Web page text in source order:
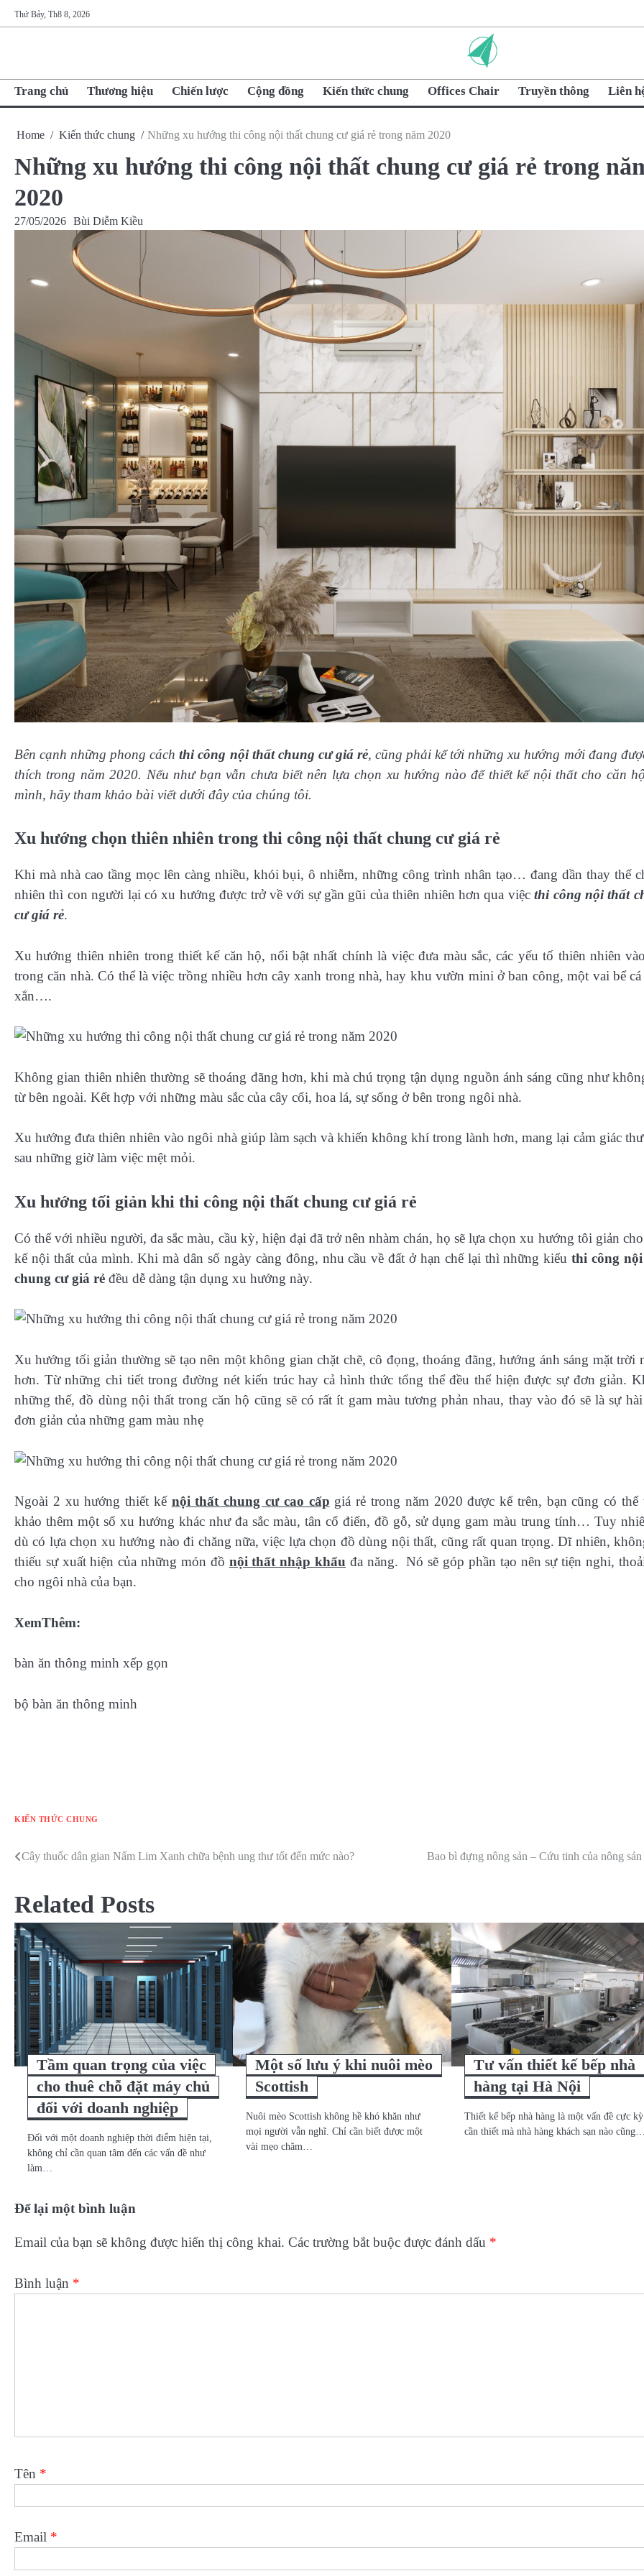
to
Thứ Bảy, Th8 8, 2026
Trang chủ Thương hiệu Chiến lược Cộng đồng Kiến thức chung Offices Chair Truyền thông Liên
Home Kiến thức chung Những xu hướng thi công nội thất chung cư giá rẻ trong năm 2020
Những xu hướng thi công nội thất chung cư giá rẻ trong
2020
27/05/2026 Bùi Diễm Kiều
Bên cạnh những phong cáchthi công nội thất chung cư giá rẻ, cũng phải kể tới những xu hướng mới đang
thích trong năm 2020. Nếu như bạn vẫn chưa biết nên lựa chọn xu hướng nào để thiết kế nội thất cho căn
mình, hãy tham khảo bài viết dưới đây của chúng tôi.
Xu hướng chọn thiên nhiên trong thi công nội thất chung cư giá rẻ
Khi mà nhà cao tầng mọc lên càng nhiều, khói bụi, ô nhiễm, những công trình nhân tạo… đang dần thay thế
nhiên thì con người lại có xu hướng được trở về với sự gần gũi của thiên nhiên hơn qua việcthi công nội thất
cư giá rẻ.
Xu hướng thiên nhiên trong thiết kế căn hộ, nổi bật nhất chính là việc đưa màu sắc, các yếu tố thiên nhiên
trong căn nhà. Có thể là việc trồng nhiều hơn cây xanh trong nhà, hay khu vườn mini ở ban công, một vai bể
xắn….
Không gian thiên nhiên thường sẽ thoáng đãng hơn, khi mà chú trọng tận dụng nguồn ánh sáng cũng như
từ bên ngoài. Kết hợp với những màu sắc của cây cối, hoa lá, sự sống ở bên trong ngôi nhà.
Xu hướng đưa thiên nhiên vào ngôi nhà giúp làm sạch và khiến không khí trong lành hơn, mang lại cảm giác
sau những giờ làm việc mệt mỏi.
Xu hướng tối giản khi thi công nội thất chung cư giá rẻ
Có thể với nhiều người, đa sắc màu, cầu kỳ, hiện đại đã trở nên nhàm chán, họ sẽ lựa chọn xu hướng tôi giản
kế nội thất của mình. Khi mà dân số ngày càng đông, nhu cầu về đất ở hạn chế lại thì những kiểuthi công
chung cư giá rẻ đều dễ dàng tận dụng xu hướng này.
Xu hướng tối giản thường sẽ tạo nên một không gian chặt chẽ, cô đọng, thoáng đãng, hướng ánh sáng mặt trời
hơn. Từ những chi tiết trong đường nét kiến trúc hay cả hình thức tổng thể đều thể hiện được sự đơn giản.
những thế, đồ dùng nội thất trong căn hộ cũng sẽ có rất ít gam màu tương phản nhau, thay vào đó sẽ là sự
đơn giản của những gam màu nhẹ
Ngoài 2 xu hướng thiết kế nội thất chung cư cao cấp giá rẻ trong năm 2020 được kể trên, bạn cũng có thể
khảo thêm một số xu hướng khác như đa sắc màu, tân cổ điển, đồ gỗ, sử dụng gam màu trung tính… Tuy
dù có lựa chọn xu hướng nào đi chăng nữa, việc lựa chọn đồ dùng nội thất, cũng rất quan trọng. Dĩ nhiên,
thiếu sự xuất hiện của những món đồ nội thất nhập khẩu đa năng. Nó sẽ góp phần tạo nên sự tiện nghi,
cho ngôi nhà của bạn.
XemThêm:
bàn ăn thông minh xếp gọn
bộ bàn ăn thông minh
KIẾN THỨC CHUNG
Điều
bài
viết
Cây thuốc dân gian Nấm Lim Xanh chữa bệnh ung thư tốt đến mức nào? Bao bì đựng nông sản – Cứu tinh của nông
Related Posts
Tầm quan trọng của việc
cho thuê chỗ đặt máy chủ
đối với doanh nghiệp
Đối với một doanh nghiệp thời điểm hiện tại,
không chỉ cần quan tâm đến các vấn đề như
làm…
Một số lưu ý khi nuôi mèo
Scottish
Nuôi mèo Scottish không hề khó khăn như
mọi người vẫn nghĩ. Chỉ cần biết được một
vài mẹo chăm…
Tư vấn thiết kế bếp nhà
hàng tại Hà Nội
Thiết kế bếp nhà hàng là một vấn đề cực kỳ
cần thiết mà nhà hàng khách sạn nào
Để lại một bình luận
Email của bạn sẽ không được hiển thị công khai. Các trường bắt buộc được đánh dấu *
Bình luận *
Tên *
Email *